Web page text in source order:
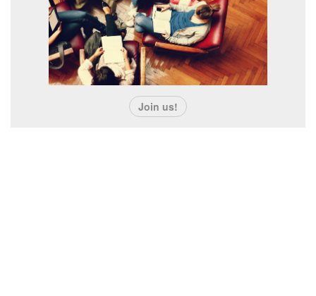
お問い合わせ
Join us!
http://www.laserfr.com/pointeur-laser-vert-5000mw-
5en1.html
( http://www.laserfr.com/pointeur-laser-bleu-surpuissant-
10000mw.html ) Petit lampe laser éclaire bien ,marche
nickel,ce laser de poche fait son petit effet avec sa
couleur vive,il faut acheter tout de suite.
ログイン 新規登録